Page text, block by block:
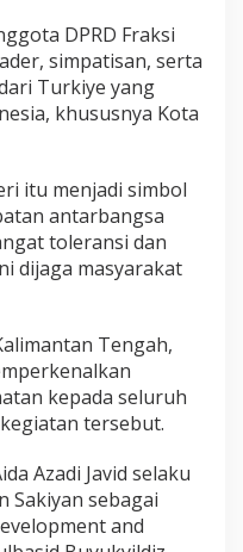
DPRD Fraksi
simpatisan, serta
Turkiye yang
khususnya Kota
itu menjadi simbol
antarbangsa
toleransi dan
dijaga masyarakat
Tengah,
kepada seluruh
tersebut.
Azadi Javid selaku
Sakiyan sebagai
and